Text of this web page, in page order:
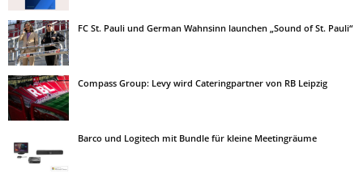
FC St. Pauli und German Wahnsinn launchen „Sound of St. Pauli“
Compass Group: Levy wird Cateringpartner von RB Leipzig
Barco und Logitech mit Bundle für kleine Meetingräume